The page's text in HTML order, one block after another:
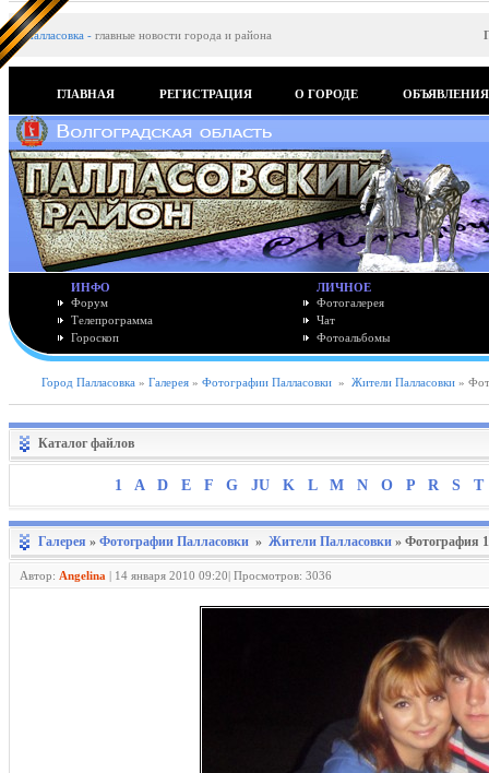
Палласовка - главные новости города и района
ГЛАВНАЯ РЕГИСТРАЦИЯ О ГОРОДЕ ОБЪЯВЛЕНИЯ
ИНФО
Форум
Телепрограмма
Гороскоп
ЛИЧНОЕ
Фотогалерея
Чат
Фотоальбомы
Город Палласовка » Галерея » Фотографии Палласовки » Жители Палласовки »
Каталог файлов
1 A D E F G JU K L M N O P R S T
Галерея » Фотографии Палласовки » Жители Палласовки » Фотография 1
Автор: Angelina | 14 января 2010 09:20| Просмотров: 3036